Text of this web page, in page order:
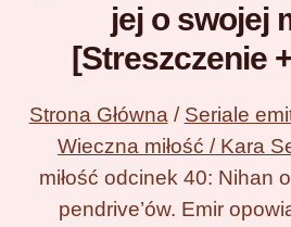
jej o swojej
[Streszczenie
Strona Główna / Seriale
Wieczna miłość / Kara
miłość odcinek 40: Nihan
pendrive’ów. Emir